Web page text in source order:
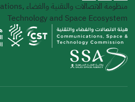
منظومة الاتصالات والتقنية والفضاء
Technology and Space Ecosystem